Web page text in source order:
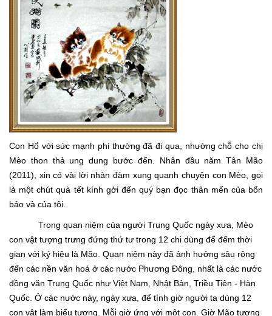
Con Hổ với sức mạnh phi thường đã đi qua, nhường chỗ cho chị
Mèo thon thả ung dung bước đến. Nhân đầu năm Tân Mão
(2011), xin có vài lời nhàn đàm xung quanh chuyện con Mèo, gọi
là một chút quà tết kính gởi đến quý bạn đọc thân mến của bổn
báo và của tôi.
Trong quan niệm của người Trung Quốc ngày xưa, Mèo
con vật tượng trưng đứng thứ tư trong 12 chi dùng để đếm thời
gian với ký hiệu là Mão. Quan niệm này đã ảnh hưởng sâu rộng
đến các nền văn hoá ở các nước Phương Đông, nhất là các nước
đồng văn Trung Quốc như Việt Nam, Nhật Bản, Triều Tiên - Hàn
Quốc. Ở các nước này, ngày xưa, để tính giờ người ta dùng 12
con vật làm biểu tượng. Mỗi giờ ứng với một con. Giờ Mão tương